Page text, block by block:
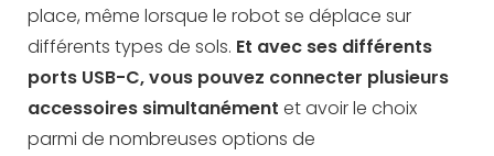
place, même lorsque le robot se déplace sur
différents types de sols. Et avec ses différents
ports USB-C, vous pouvez connecter plusieurs
accessoires simultanément et avoir le choix
parmi de nombreuses options de